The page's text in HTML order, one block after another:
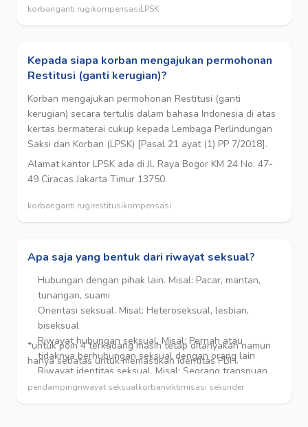
biaya yang dikeluarkan selama perawatan dan/atau
pengobatan yang disahkan oleh instansi atau pihak yang
kematian, jika korban meninggal dunia, surat keterangan
dari Komisi Nasional Hak Asasi Manusia (KomNas HAM)
yang menunjukkan pemohon sebagai korban atau
keluarga korban pelanggaran hak asasi manusia yang
berat, surat keterangan hubungan keluarga, jika
permohonan diajukan oleh keluarga dan surat kuasa
khusus apabila permohonan kompensasi diajukan oleh
kuasa korban atau kuasa keluarga.
korbanganti rugikompensasiLPSK
Kepada siapa korban mengajukan permohonan
Restitusi (ganti kerugian)?
Korban mengajukan permohonan Restitusi (ganti
kerugian) secara tertulis dalam bahasa Indonesia di atas
kertas bermaterai cukup kepada Lembaga Perlindungan
Saksi dan Korban (LPSK) [Pasal 21 ayat (1) PP 7/2018].
Alamat kantor LPSK ada di Jl. Raya Bogor KM 24 No. 47-
49 Ciracas Jakarta Timur 13750.
korbanganti rugirestitusikompensasi
Apa saja yang bentuk dari riwayat seksual?
Hubungan dengan pihak lain. Misal: Pacar, mantan,
tunangan, suami
Orientasi seksual. Misal: Heteroseksual, lesbian,
biseksual
Riwayat hubungan seksual. Misal: Pernah atau
tidaknya berhubungan seksual dengan orang lain
Riwayat identitas seksual. Misal: Seorang transpuan
yang dulunya adalah laki-laki
*untuk poin 4 terkadang masih tetap ditanyakan namun
hanya sebatas untuk memastikan identitas PBH.
pendampingriwayat seksualkorbanviktimisasi sekunder